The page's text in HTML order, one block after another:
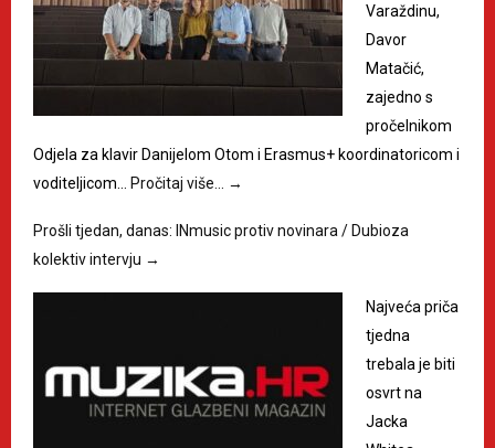
Varaždinu,
Davor
Matačić,
zajedno s
pročelnikom
Odjela za klavir Danijelom Otom i Erasmus+ koordinatoricom i
voditeljicom…
Pročitaj više… →
Prošli tjedan, danas: INmusic protiv novinara / Dubioza
kolektiv intervju →
Najveća priča
tjedna
trebala je biti
osvrt na
Jacka